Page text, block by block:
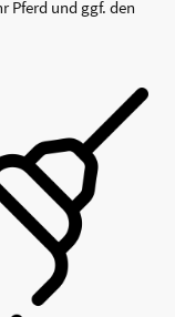
Pferd und ggf. den